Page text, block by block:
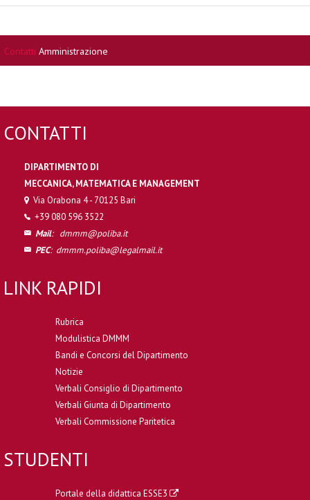
Contatti Amministrazione
CONTATTI
DIPARTIMENTO DI
MECCANICA, MATEMATICA E MANAGEMENT
Via Orabona 4 - 70125 Bari
+39 080 596 3522
Mail: dmmm@poliba.it
PEC: dmmm.poliba@legalmail.it
LINK RAPIDI
Rubrica
Modulistica DMMM
Bandi e Concorsi del Dipartimento
Notizie
Verbali Consiglio di Dipartimento
Verbali Giunta di Dipartimento
Verbali Commissione Paritetica
STUDENTI
Portale della didattica ESSE3